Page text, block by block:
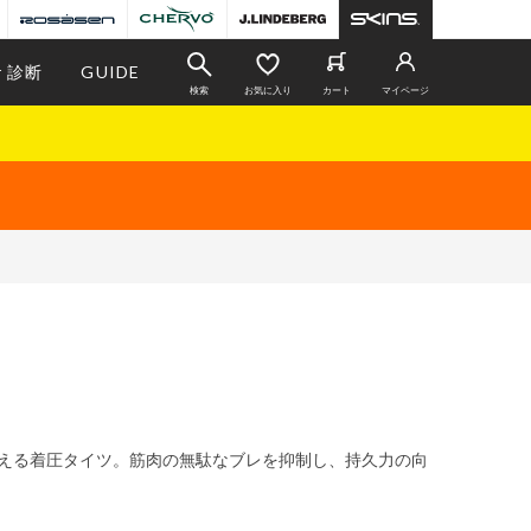
診断 GUIDE
検索 お気に入り カート マイページ
着圧タイツ。筋肉の無駄なブレを抑制し、持久力の向